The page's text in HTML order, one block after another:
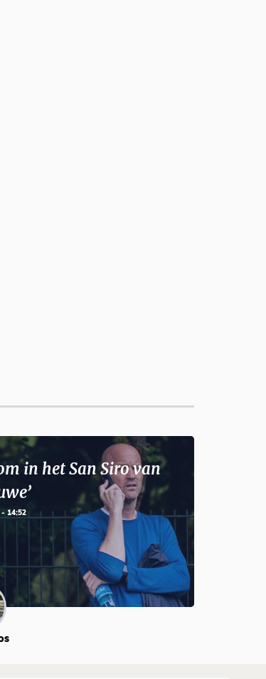
in het San Siro van
- 14:52